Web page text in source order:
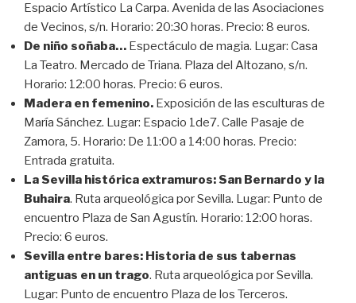
Espacio Artístico La Carpa. Avenida de las Asociaciones
de Vecinos, s/n. Horario: 20:30 horas. Precio: 8 euros.
De niño soñaba… Espectáculo de magia. Lugar: Casa
La Teatro. Mercado de Triana. Plaza del Altozano, s/n.
Horario: 12:00 horas. Precio: 6 euros.
Madera en femenino. Exposición de las esculturas de
María Sánchez. Lugar: Espacio 1de7. Calle Pasaje de
Zamora, 5. Horario: De 11:00 a 14:00 horas. Precio:
Entrada gratuita.
La Sevilla histórica extramuros: San Bernardo y la
Buhaira. Ruta arqueológica por Sevilla. Lugar: Punto de
encuentro Plaza de San Agustín. Horario: 12:00 horas.
Precio: 6 euros.
Sevilla entre bares: Historia de sus tabernas
antiguas en un trago. Ruta arqueológica por Sevilla.
Lugar: Punto de encuentro Plaza de los Terceros.